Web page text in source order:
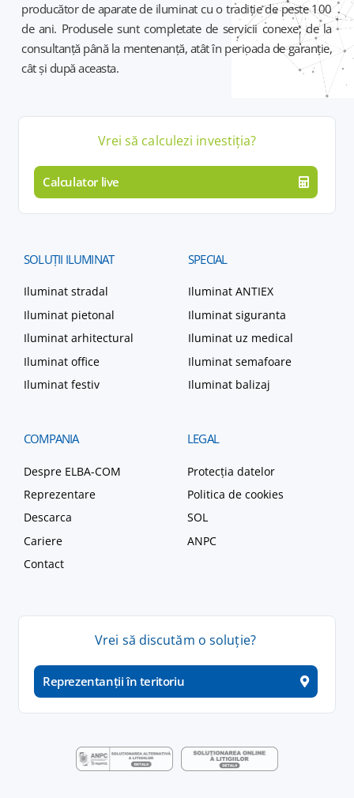
producător de aparate de iluminat cu o tradiție de peste 100
de ani. Produsele sunt completate de servicii conexe, de la
consultanță până la mentenanță, atât în perioada de garanție,
cât și după aceasta.
Vrei să calculezi investiția?
Calculator live
SOLUȚII ILUMINAT
Iluminat stradal
Iluminat pietonal
Iluminat arhitectural
Iluminat office
Iluminat festiv
SPECIAL
Iluminat ANTIEX
Iluminat siguranta
Iluminat uz medical
Iluminat semafoare
Iluminat balizaj
COMPANIA
Despre ELBA-COM
Reprezentare
Descarca
Cariere
Contact
LEGAL
Protecția datelor
Politica de cookies
SOL
ANPC
Vrei să discutăm osoluție?
Reprezentanții în teritoriu